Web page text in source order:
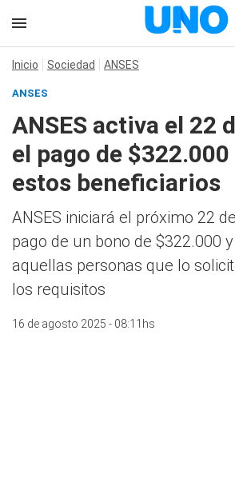
Inicio Sociedad ANSES
ANSES
ANSES activa el 22
el pago de
estos beneficiarios
ANSES iniciará el próximo 22
pago de un bono de $322.000
aquellas personas que lo
los requisitos
16 de agosto 2025 - 08:11hs